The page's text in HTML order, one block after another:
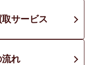
サービス
れ